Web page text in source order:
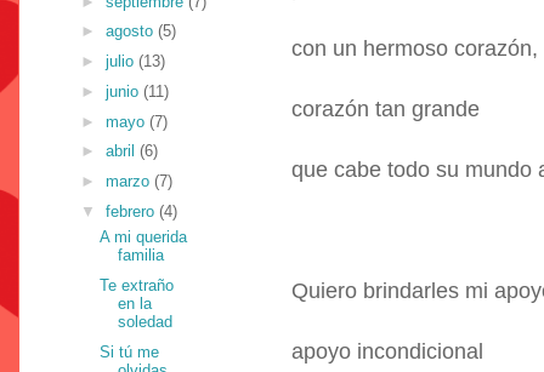
con un hermoso corazón,
corazón tan grande
que cabe todo su mundo
Quiero brindarles mi
apoyo incondicional
► agosto (5)
► julio (13)
► junio (11)
► mayo (7)
► abril (6)
► marzo (7)
▼ febrero (4)
A mi querida
familia
Te extraño
en la
soledad
Si tú me